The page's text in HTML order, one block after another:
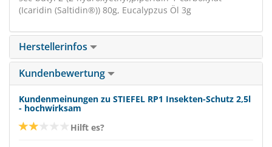
(Icaridin (Saltidin®)) 80g, Eucalypzus Öl 3g
Herstellerinfos
Kundenbewertung
Kundenmeinungen zu STIEFEL RP1 Insekten-Schutz 2,5l
- hochwirksam
Hilft es?